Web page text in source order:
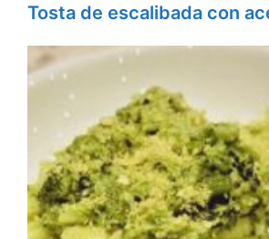
Tosta de escalibada con